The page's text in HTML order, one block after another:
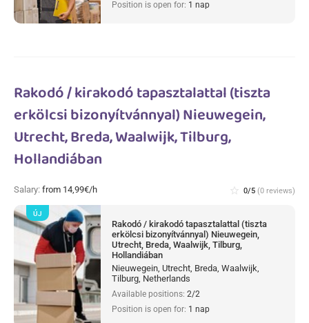
Position is open for: 1 nap
Rakodó / kirakodó tapasztalattal (tiszta
erkölcsi bizonyítvánnyal) Nieuwegein,
Utrecht, Breda, Waalwijk, Tilburg,
Hollandiában
Salary: from 14,99€/h star_border 0/5 (0 reviews)
Rakodó / kirakodó tapasztalattal (tiszta
erkölcsi bizonyítvánnyal) Nieuwegein,
Utrecht, Breda, Waalwijk, Tilburg,
Hollandiában
Nieuwegein, Utrecht, Breda, Waalwijk,
Tilburg, Netherlands
Available positions: 2/2
Position is open for: 1 nap
ÚJ